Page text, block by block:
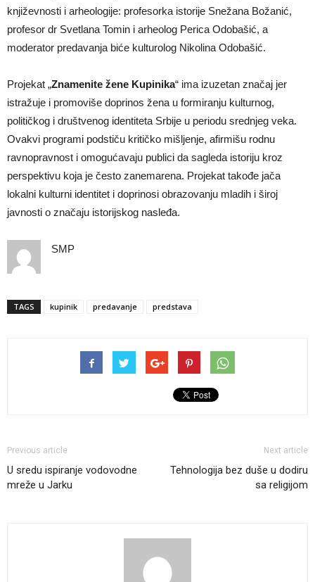
književnosti i arheologije: profesorka istorije Snežana Božanić,
profesor dr Svetlana Tomin i arheolog Perica Odobašić, a
moderator predavanja biće kulturolog Nikolina Odobašić.
Projekat „Znamenite žene Kupinika“ ima izuzetan značaj jer
istražuje i promoviše doprinos žena u formiranju kulturnog,
političkog i društvenog identiteta Srbije u periodu srednjeg veka.
Ovakvi programi podstiču kritičko mišljenje, afirmišu rodnu
ravnopravnost i omogućavaju publici da sagleda istoriju kroz
perspektivu koja je često zanemarena. Projekat takođe jača
lokalni kulturni identitet i doprinosi obrazovanju mladih i široj
javnosti o značaju istorijskog nasleđa.
SMP
TAGS kupinik predavanje predstava
Previous article
U sredu ispiranje vodovodne
mreže u Jarku
Next article
Tehnologija bez duše u dodiru
sa religijom